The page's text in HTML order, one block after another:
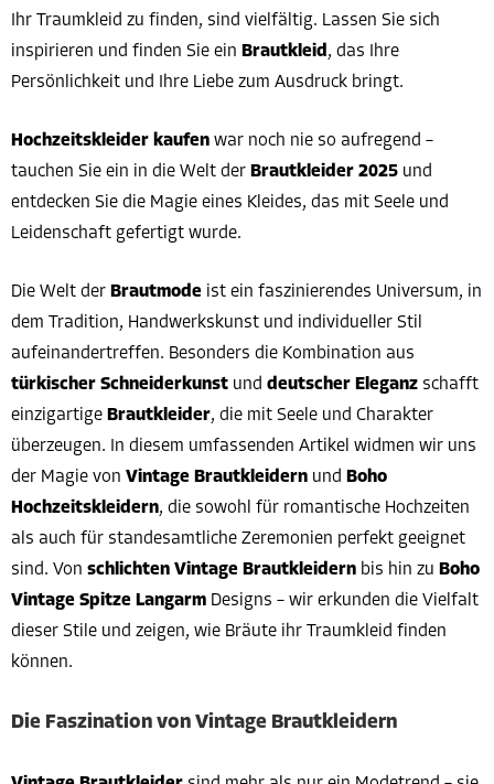
Ihr Traumkleid zu finden, sind vielfältig. Lassen Sie sich
inspirieren und finden Sie ein Brautkleid , das Ihre
Persönlichkeit und Ihre Liebe zum Ausdruck bringt.
Hochzeitskleider kaufen war noch nie so aufregend –
tauchen Sie ein in die Welt der Brautkleider 2025 und
entdecken Sie die Magie eines Kleides, das mit Seele und
Leidenschaft gefertigt wurde.
Die Welt der Brautmode ist ein faszinierendes Universum, in
dem Tradition, Handwerkskunst und individueller Stil
aufeinandertreffen. Besonders die Kombination aus
türkischer Schneiderkunst und deutscher Eleganz schafft
einzigartige Brautkleider, die mit Seele und Charakter
überzeugen. In diesem umfassenden Artikel widmen wir uns
der Magie von Vintage Brautkleidern und Boho
Hochzeitskleidern, die sowohl für romantische Hochzeiten
als auch für standesamtliche Zeremonien perfekt geeignet
sind. Von schlichten Vintage Brautkleidern bis hin zu Boho
Vintage Spitze Langarm Designs – wir erkunden die Vielfalt
dieser Stile und zeigen, wie Bräute ihr Traumkleid finden
können.
Die Faszination von Vintage Brautkleidern